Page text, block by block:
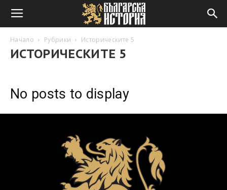
Начало Рубрики Историческите 5
ИСТОРИЧЕСКИТЕ 5
No posts to display